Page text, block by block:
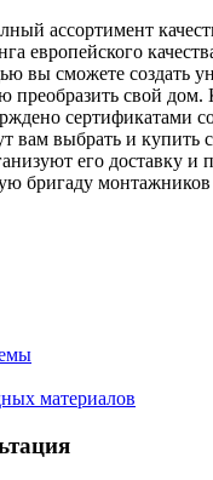
ассортимент
европейского
вы сможете создать
преобразить свой дом.
сертификатами
вам выбрать и купить
его доставку и
бригаду монтажников
материалов